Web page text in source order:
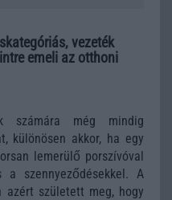
vezeték
emeli az otthoni
számára még mindig
különösen akkor, ha egy
lemerülő porszívóval
szennyeződésekkel. A
azért született meg, hogy